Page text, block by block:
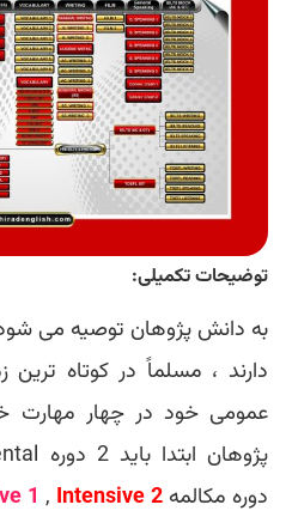
توضیحات تکمیلی:
به دانش پژوهان توصیه می
دارند ، مسلماً در کوتاه ترین
عمومی خود در چهار مهارت
دوره مکالمه
1 , Intensive 2